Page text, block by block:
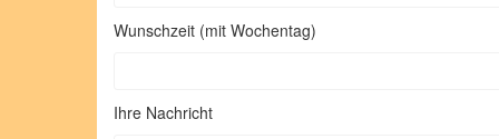
Wunschzeit (mit Wochentag)
Ihre Nachricht